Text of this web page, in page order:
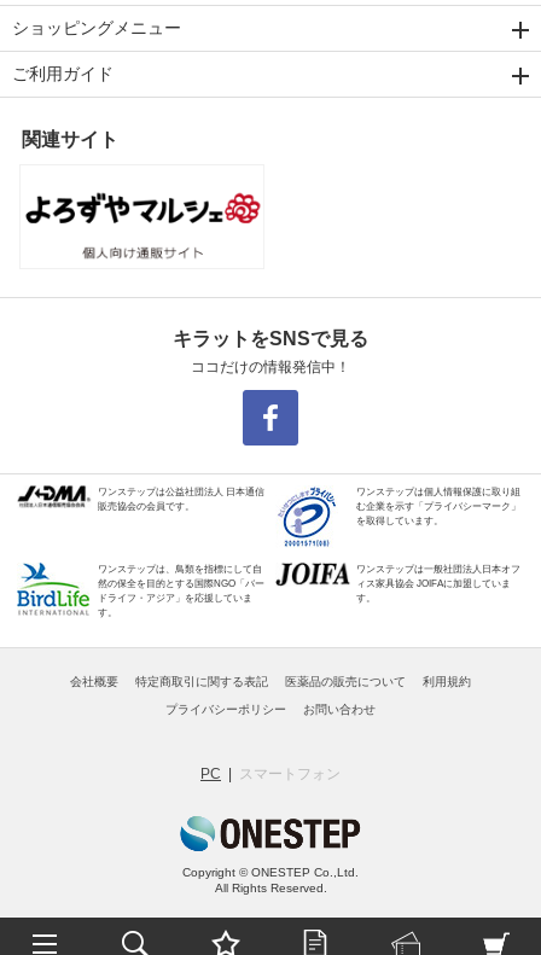
ショッピングメニュー
ご利用ガイド
関連サイト
キラットをSNSで見る
ココだけの情報発信中！
ワンステップは公益社団法人 日本通信
販売協会の会員です。
ワンステップは個人情報保護に取り組
む企業を示す「プライバシーマーク」
を取得しています。
ワンステップは、鳥類を指標にして自
然の保全を目的とする国際NGO「バー
ドライフ・アジア」を応援していま
す。
ワンステップは一般社団法人日本オフ
ィス家具協会 JOIFAに加盟していま
す。
会社概要 特定商取引に関する表記 医薬品の販売について 利用規約
プライバシーポリシー お問い合わせ
PC スマートフォン
Copyright © ONESTEP Co.,Ltd.
All Rights Reserved.